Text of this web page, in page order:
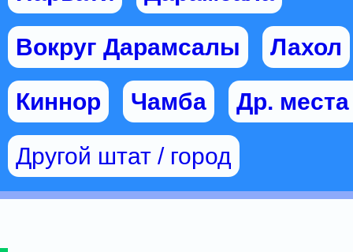
Вокруг Дарамсалы Лахол
Киннор Чамба Др.
Другой штат / город